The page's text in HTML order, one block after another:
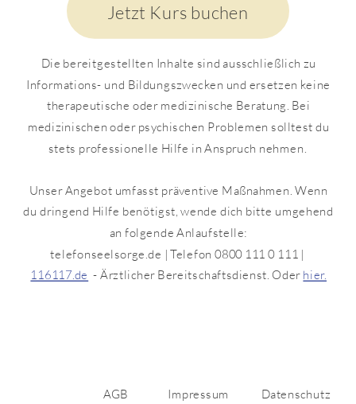
Impressum Datenschutz
Die bereitgestellten Inhalte sind ausschließlich zu
Informations- und Bildungszwecken und ersetzen keine
therapeutische oder medizinische Beratung. Bei
medizinischen oder psychischen Problemen solltest du
stets professionelle Hilfe in Anspruch nehmen.
Unser Angebot umfasst präventive Maßnahmen. Wenn
du dringend Hilfe benötigst, wende dich bitte umgehend
an folgende Anlaufstelle:
telefonseelsorge.de | Telefon 0800 111 0 111 |
116117.de - Ärztlicher Bereitschaftsdienst. Oder hier.
Jetzt Kurs buchen
AGB